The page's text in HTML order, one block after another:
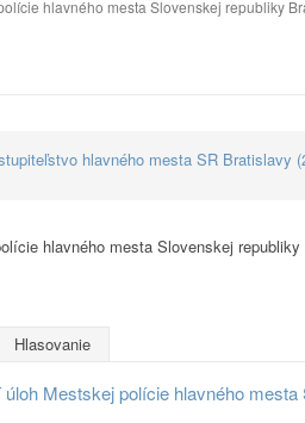
hlavného mesta Slovenskej republiky
hlavného mesta SR Bratislavy
hlavného mesta Slovenskej
Hlasovanie
Mestskej polície hlavného